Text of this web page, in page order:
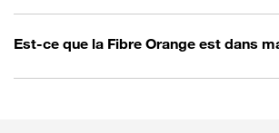
Est-ce que la Fibre Orange est dans